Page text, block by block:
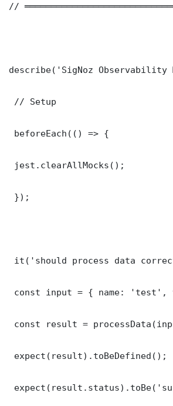
//
describe('SigNoz
// Setup
beforeEach(() => {
jest.clearAllMocks();
});
it('should process data
const input = { name: 'test',
const result =
expect(result).toBeDefined();